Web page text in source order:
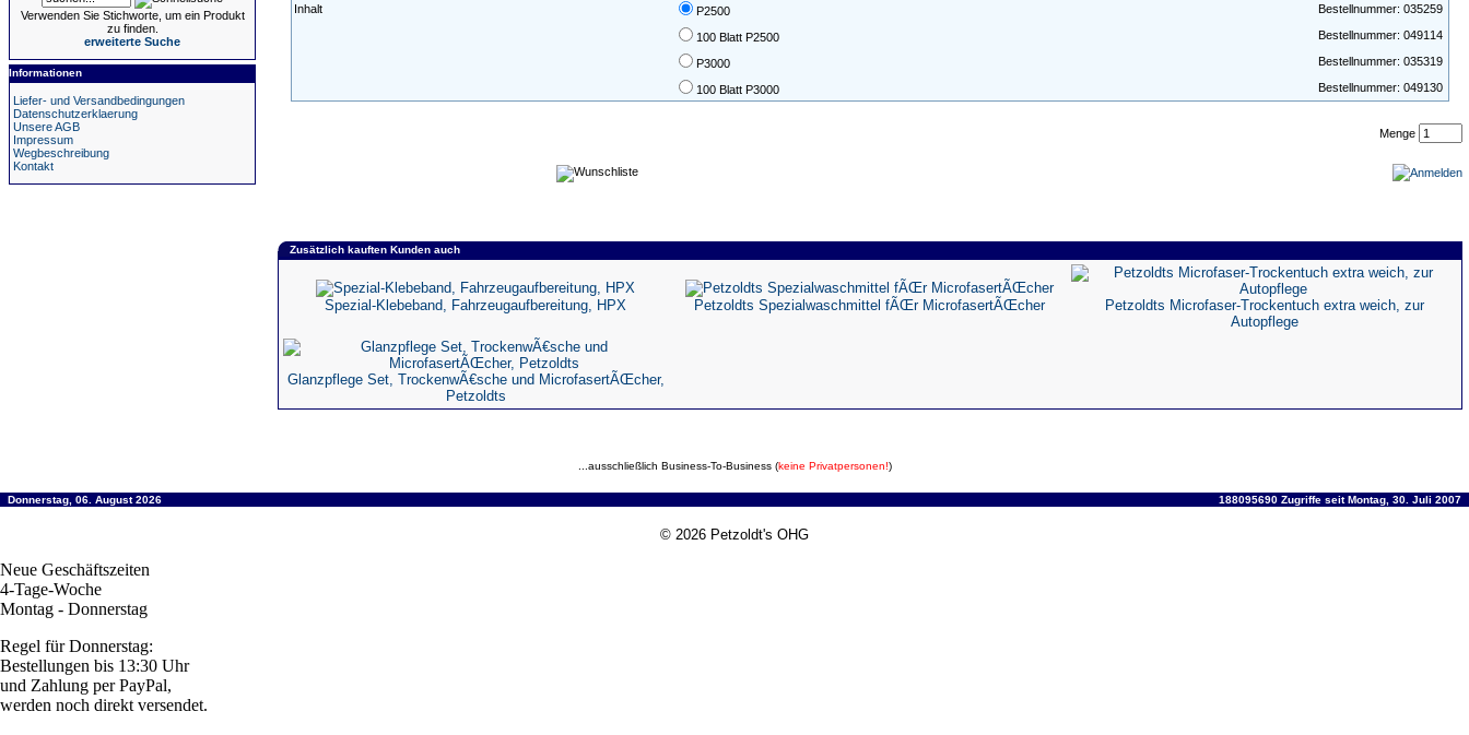
Verwenden Sie Stichworte, um ein Produkt
zu finden.
erweiterte Suche
Informationen
Liefer- und Versandbedingungen
Datenschutzerklaerung
Unsere AGB
Impressum
Wegbeschreibung
Kontakt
Inhalt P2500 Bestellnummer: 035259
100 Blatt P2500 Bestellnummer: 049114
P3000 Bestellnummer: 035319
100 Blatt P3000 Bestellnummer: 049130
Menge
Zusätzlich kauften Kunden auch
Spezial-Klebeband, Fahrzeugaufbereitung, HPX Petzoldts Spezialwaschmittel fÃŒr MicrofasertÃŒcher
Petzoldts Microfaser-Trockentuch extra weich, zur
Autopflege
Glanzpflege Set, TrockenwÃ€sche und MicrofasertÃŒcher,
Petzoldts
...ausschließlich Business-To-Business (keine Privatpersonen!)
Donnerstag, 06. August 2026 188095690 Zugriffe seit Montag, 30. Juli 2007
© 2026 Petzoldt's OHG
Neue Geschäftszeiten
4-Tage-Woche
Montag - Donnerstag
Regel für Donnerstag:
Bestellungen bis 13:30 Uhr
und Zahlung per PayPal,
werden noch direkt versendet.